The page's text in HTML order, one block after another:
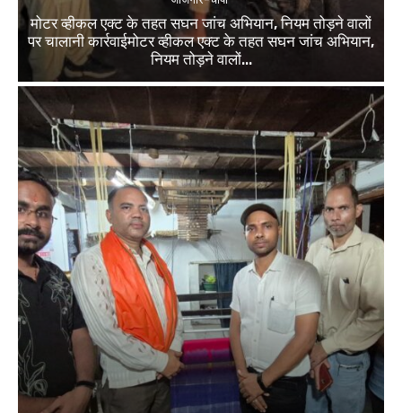
मोटर व्हीकल एक्ट के तहत सघन जांच अभियान, नियम तोड़ने वालों
पर चालानी कार्रवाईमोटर व्हीकल एक्ट के तहत सघन जांच अभियान,
नियम तोड़ने वालों...